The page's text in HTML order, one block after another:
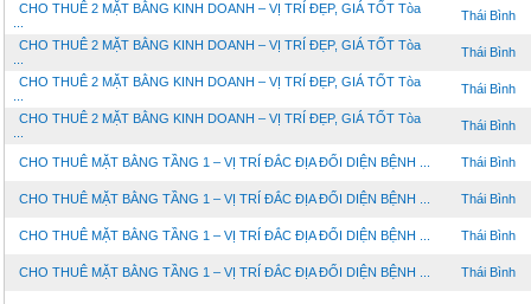
CHO THUÊ 2 MẶT BẰNG KINH DOANH – VỊ TRÍ ĐẸP, GIÁ TỐT Tòa
Thái Bình
CHO THUÊ 2 MẶT BẰNG KINH DOANH – VỊ TRÍ ĐẸP, GIÁ TỐT Tòa
Thái Bình
CHO THUÊ 2 MẶT BẰNG KINH DOANH – VỊ TRÍ ĐẸP, GIÁ TỐT Tòa
Thái Bình
CHO THUÊ 2 MẶT BẰNG KINH DOANH – VỊ TRÍ ĐẸP, GIÁ TỐT Tòa
Thái Bình
CHO THUÊ MẶT BẰNG TẦNG 1 – VỊ TRÍ ĐẮC ĐỊA ĐỐI DIỆN BỆNH ... Thái Bình
CHO THUÊ MẶT BẰNG TẦNG 1 – VỊ TRÍ ĐẮC ĐỊA ĐỐI DIỆN BỆNH ... Thái Bình
CHO THUÊ MẶT BẰNG TẦNG 1 – VỊ TRÍ ĐẮC ĐỊA ĐỐI DIỆN BỆNH ... Thái Bình
CHO THUÊ MẶT BẰNG TẦNG 1 – VỊ TRÍ ĐẮC ĐỊA ĐỐI DIỆN BỆNH ... Thái Bình